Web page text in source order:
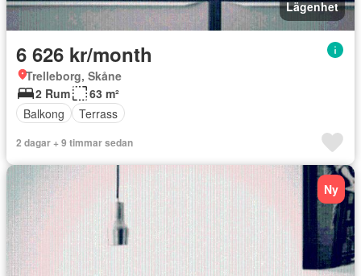
Lägenhet
6 626 kr/month
Trelleborg, Skåne
2 Rum
63 m²
Balkong
Terrass
2 dagar + 9 timmar sedan
Ny